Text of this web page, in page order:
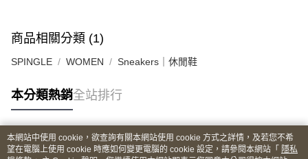
全家取貨付款
每筆NT$60
7-11取貨付款
每筆NT$60
商品相關分類 (1)
SPINGLE WOMEN Sneakers｜休閒鞋
本分類熱銷全站排行
熱門標籤
本網站中使用 cookie，欲查詢有關本網站使用 cookie 方式之詳情，及若您不希
望在電腦上使用 cookie 時應如何變更電腦的 cookie 設定，請參閱本網站「 隱私